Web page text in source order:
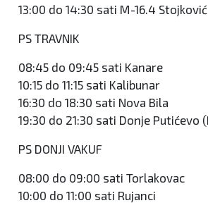
13:00 do 14:30 sati M-16.4
PS TRAVNIK
08:45 do 09:45 sati Kanare
10:15 do 11:15 sati Kalibunar
16:30 do 18:30 sati Nova Bila
19:30 do 21:30 sati Donje Putićevo
PS DONJI VAKUF
08:00 do 09:00 sati Torlakovac
10:00 do 11:00 sati Rujanci